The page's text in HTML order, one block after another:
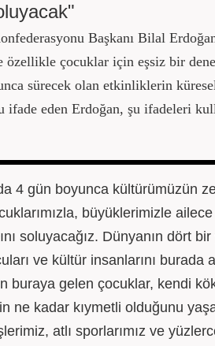
Başkanı Bilal
çocuklar için eşsiz bir
sürecek olan etkinliklerin
ifade eden Erdoğan, şu ifadeleri
4 gün boyunca kültürümüzün
büyüklerimizle
soluyacağız. Dünyanın dört
ve kültür insanlarını burada
buraya gelen çocuklar, kendi
ne kadar kıymetli olduğunu
atlı sporlarımız ve